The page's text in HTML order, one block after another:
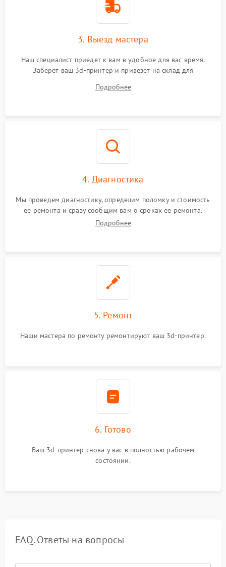
3. Выезд мастера
Наш специалист приедет к вам в удобное для вас время.
Заберет ваш 3d-принтер и привезет на склад для
Подробнее
4. Диагностика
Мы проведем диагностику, определим поломку и стоимость
ее ремонта и сразу сообщим вам о сроках ее ремонта.
Подробнее
5. Ремонт
Наши мастера по ремонту ремонтируют ваш 3d-принтер.
6. Готово
Ваш 3d-принтер снова у вас в полностью рабочем
состоянии.
FAQ. Ответы на вопросы